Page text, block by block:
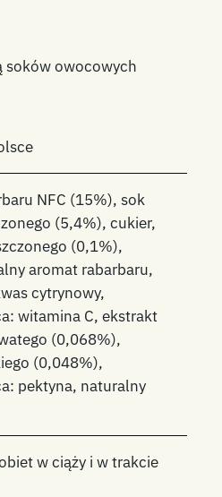
soków owocowych
NFC (15%), sok
(5,4%), cukier,
(0,1%),
aromat rabarbaru,
cytrynowy,
witamina C, ekstrakt
(0,068%),
(0,048%),
pektyna, naturalny
w ciąży i w trakcie